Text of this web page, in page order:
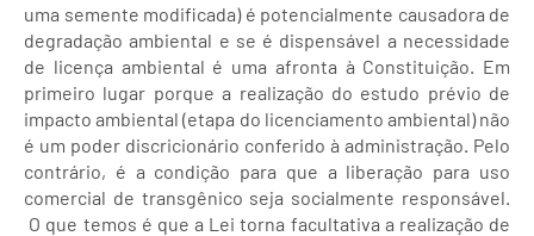
uma semente modificada) é potencialmente causadora de
degradação ambiental e se é dispensável a necessidade
de licença ambiental é uma afronta à Constituição. Em
primeiro lugar porque a realização do estudo prévio de
impacto ambiental (etapa do licenciamento ambiental) não
é um poder discricionário conferido à administração. Pelo
contrário, é a condição para que a liberação para uso
comercial de transgênico seja socialmente responsável.
O que temos é que a Lei torna facultativa a realização de